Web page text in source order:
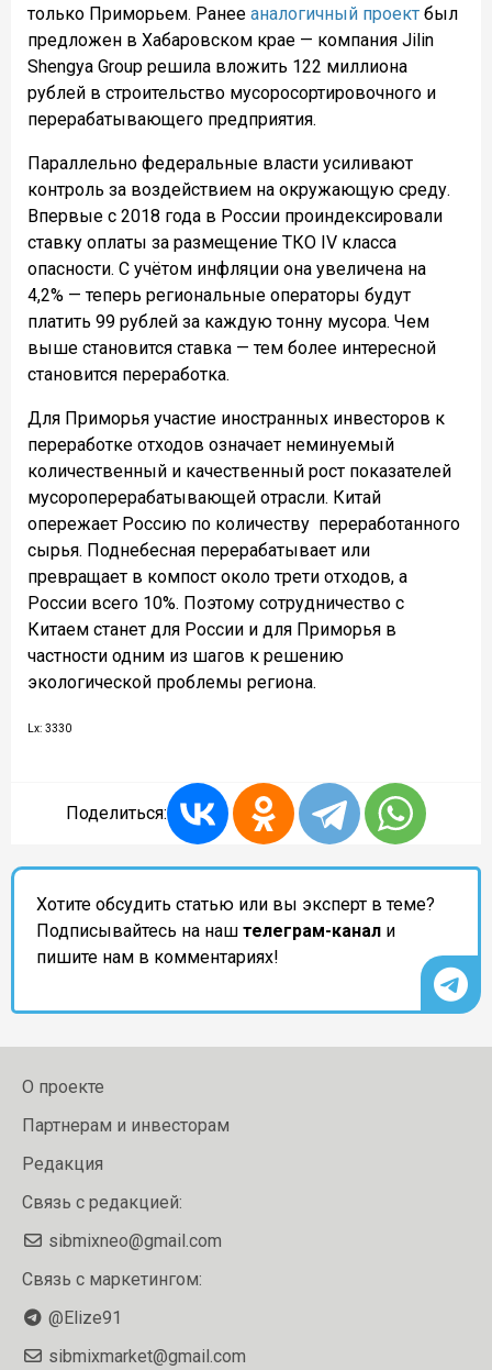
только Приморьем. Ранее аналогичный проект был
предложен в Хабаровском крае — компания Jilin
Shengya Group решила вложить 122 миллиона
рублей в строительство мусоросортировочного и
перерабатывающего предприятия.
Параллельно федеральные власти усиливают
контроль за воздействием на окружающую среду.
Впервые с 2018 года в России проиндексировали
ставку оплаты за размещение ТКО IV класса
опасности. С учётом инфляции она увеличена на
4,2% — теперь региональные операторы будут
платить 99 рублей за каждую тонну мусора. Чем
выше становится ставка — тем более интересной
становится переработка.
Для Приморья участие иностранных инвесторов к
переработке отходов означает неминуемый
количественный и качественный рост показателей
мусороперерабатывающей отрасли. Китай
опережает Россию по количеству переработанного
сырья. Поднебесная перерабатывает или
превращает в компост около трети отходов, а
России всего 10%. Поэтому сотрудничество с
Китаем станет для России и для Приморья в
частности одним из шагов к решению
экологической проблемы региона.
Lx: 3330
Поделиться:
Хотите обсудить статью или вы эксперт в теме?
Подписывайтесь на наш телеграм-канал и
пишите нам в комментариях!
О проекте
Партнерам и инвесторам
Редакция
Связь с редакцией:
sibmixneo@gmail.com
Связь с маркетингом:
@Elize91
sibmixmarket@gmail.com